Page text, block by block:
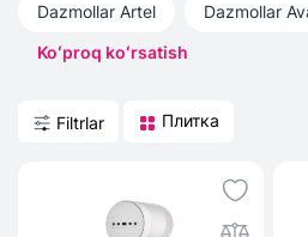
Dazmollar Artel Dazmollar
Koʻproq koʻrsatish
Filtrlar Плитка